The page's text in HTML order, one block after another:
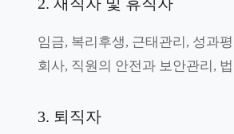
임금, 복리후생, 근태관리, 성과
회사, 직원의 안전과 보안관리,
3. 퇴직자